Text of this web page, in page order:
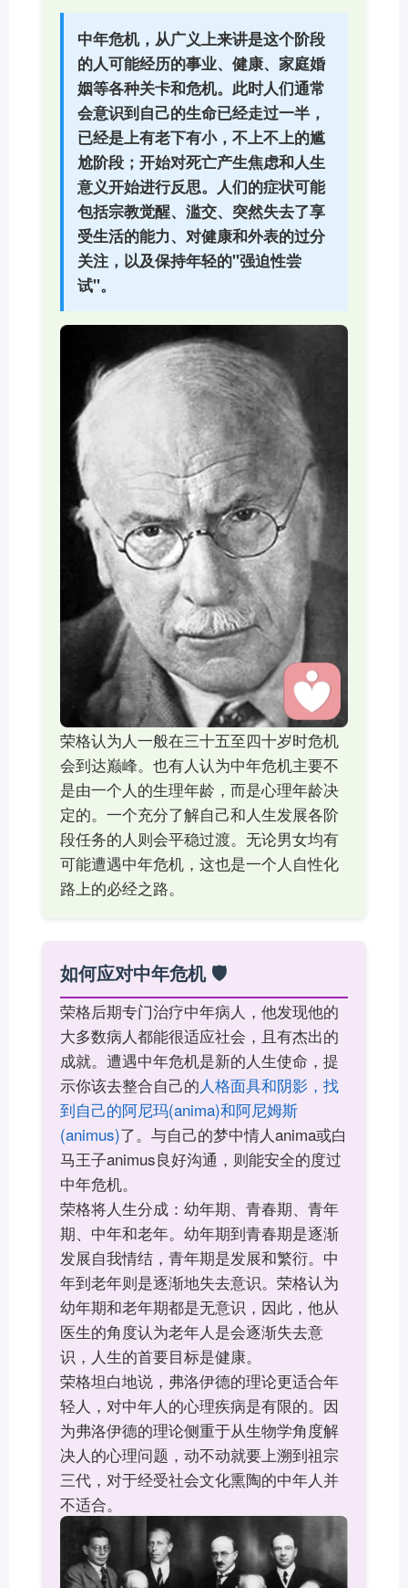
中年危机，从广义上来讲是这个阶段
的人可能经历的事业、健康、家庭婚
姻等各种关卡和危机。此时人们通常
会意识到自己的生命已经走过一半，
已经是上有老下有小，不上不上的尴
尬阶段；开始对死亡产生焦虑和人生
意义开始进行反思。人们的症状可能
包括宗教觉醒、滥交、突然失去了享
受生活的能力、对健康和外表的过分
关注，以及保持年轻的"强迫性尝
试"。
荣格认为人一般在三十五至四十岁时危机
会到达巅峰。也有人认为中年危机主要不
是由一个人的生理年龄，而是心理年龄决
定的。一个充分了解自己和人生发展各阶
段任务的人则会平稳过渡。无论男女均有
可能遭遇中年危机，这也是一个人自性化
路上的必经之路。
如何应对中年危机 🛡️
荣格后期专门治疗中年病人，他发现他的
大多数病人都能很适应社会，且有杰出的
成就。遭遇中年危机是新的人生使命，提
示你该去整合自己的 人格面具和阴影，找
到自己的阿尼玛(anima)和阿尼姆斯
(animus)了。与自己的梦中情人anima或白
马王子animus良好沟通，则能安全的度过
中年危机。
荣格将人生分成：幼年期、青春期、青年
期、中年和老年。幼年期到青春期是逐渐
发展自我情结，青年期是发展和繁衍。中
年到老年则是逐渐地失去意识。荣格认为
幼年期和老年期都是无意识，因此，他从
医生的角度认为老年人是会逐渐失去意
识，人生的首要目标是健康。
荣格坦白地说，弗洛伊德的理论更适合年
轻人，对中年人的心理疾病是有限的。因
为弗洛伊德的理论侧重于从生物学角度解
决人的心理问题，动不动就要上溯到祖宗
三代，对于经受社会文化熏陶的中年人并
不适合。